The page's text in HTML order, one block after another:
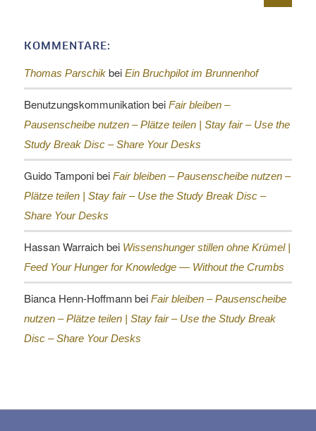
KOMMENTARE:
Thomas Parschikbei Ein Bruchpilot im Brunnenhof
Benutzungskommunikationbei Fair bleiben –
Pausenscheibe nutzen – Plätze teilen | Stay fair – Use the
Study Break Disc – Share Your Desks
Guido Tamponibei Fair bleiben – Pausenscheibe nutzen –
Plätze teilen | Stay fair – Use the Study Break Disc –
Share Your Desks
Hassan Warraichbei Wissenshunger stillen ohne Krümel |
Feed Your Hunger for Knowledge — Without the Crumbs
Bianca Henn-Hoffmannbei Fair bleiben – Pausenscheibe
nutzen – Plätze teilen | Stay fair – Use the Study Break
Disc – Share Your Desks